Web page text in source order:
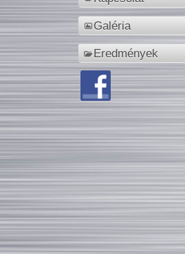
Galéria
Eredmények